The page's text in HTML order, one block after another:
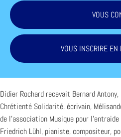
VOUS
VOUS INSCRIRE
Didier Rochard recevait Bernard
Chrétienté Solidarité, écrivain,
de l’association Musique pour
Friedrich Lühl, pianiste, compositeur,